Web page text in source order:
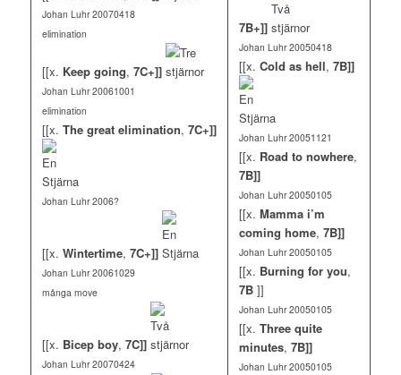
Johan Luhr 20070418
elimination
[[x. Keep going, 7C+]]
Johan Luhr 20061001
elimination
[[x. The great elimination, 7C+]]
Johan Luhr 2006?
[[x. Wintertime, 7C+]]
Johan Luhr 20061029
många move
[[x. Bicep boy, 7C]]
Johan Luhr 20070424
7B+]]
Johan Luhr 20050418
[[x. Cold as hell, 7B]]
Johan Luhr 20051121
[[x. Road to nowhere,
7B]]
Johan Luhr 20050105
[[x. Mamma i’m
coming home, 7B]]
Johan Luhr 20050105
[[x. Burning for you,
7B]]
Johan Luhr 20050105
[[x. Three quite
minutes, 7B]]
Johan Luhr 20050105